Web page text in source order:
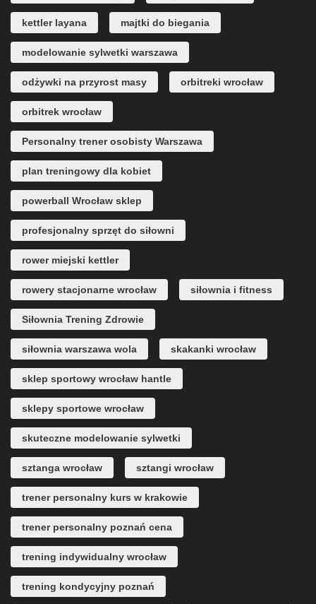
kettler layana majtki do biegania
modelowanie sylwetki warszawa
odżywki na przyrost masy orbitreki wrocław
orbitrek wrocław
Personalny trener osobisty Warszawa
plan treningowy dla kobiet
powerball Wrocław sklep
profesjonalny sprzęt do siłowni
rower miejski kettler
rowery stacjonarne wrocław siłownia i fitness
Siłownia Trening Zdrowie
siłownia warszawa wola skakanki wrocław
sklep sportowy wrocław hantle
sklepy sportowe wrocław
skuteczne modelowanie sylwetki
sztanga wrocław sztangi wrocław
trener personalny kurs w krakowie
trener personalny poznań cena
trening indywidualny wrocław
trening kondycyjny poznań